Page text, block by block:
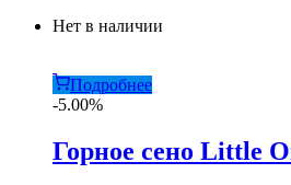
составляла
588 ₽.
Нет в наличии
Подробнее
-5.00%
Горное сено Little